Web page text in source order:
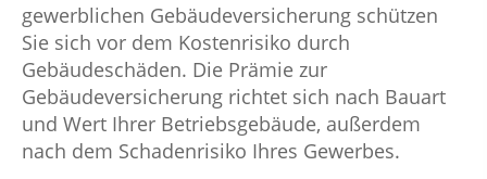
gewerblichen Gebäudeversicherung schützen
Sie sich vor dem Kostenrisiko durch
Gebäudeschäden. Die Prämie zur
Gebäudeversicherung richtet sich nach Bauart
und Wert Ihrer Betriebsgebäude, außerdem
nach dem Schadenrisiko Ihres Gewerbes.